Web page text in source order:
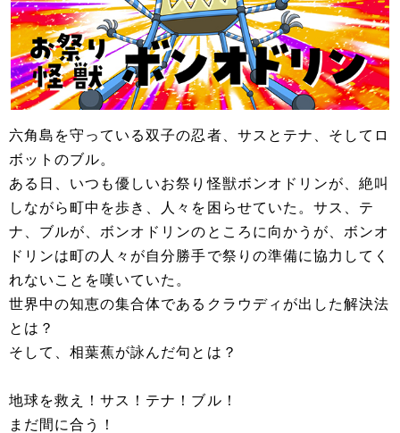
六角島を守っている双子の忍者、サスとテナ、そしてロ
ボットのブル。
ある日、いつも優しいお祭り怪獣ボンオドリンが、絶叫
しながら町中を歩き、人々を困らせていた。サス、テ
ナ、ブルが、ボンオドリンのところに向かうが、ボンオ
ドリンは町の人々が自分勝手で祭りの準備に協力してく
れないことを嘆いていた。
世界中の知恵の集合体であるクラウディが出した解決法
とは？
そして、相葉蕉が詠んだ句とは？
地球を救え！サス！テナ！ブル！
まだ間に合う！